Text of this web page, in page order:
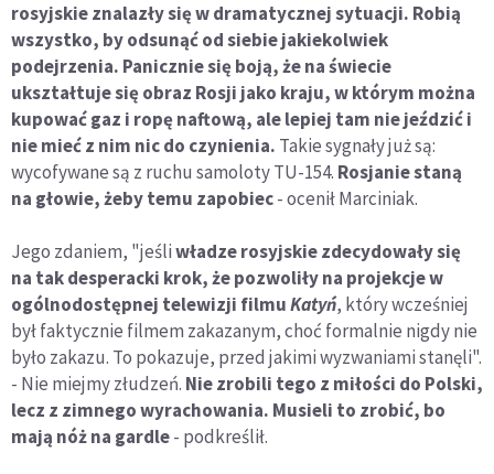
rosyjskie znalazły się w dramatycznej sytuacji. Robią
wszystko, by odsunąć od siebie jakiekolwiek
podejrzenia. Panicznie się boją, że na świecie
ukształtuje się obraz Rosji jako kraju, w którym można
kupować gaz i ropę naftową, ale lepiej tam nie jeździć i
nie mieć z nim nic do czynienia. Takie sygnały już są:
wycofywane są z ruchu samoloty TU-154. Rosjanie staną
na głowie, żeby temu zapobiec- ocenił Marciniak.
Jego zdaniem, "jeśliwładze rosyjskie zdecydowały się
na tak desperacki krok, że pozwoliły na projekcje w
ogólnodostępnej telewizji filmuKatyń, który wcześniej
był faktycznie filmem zakazanym, choć formalnie nigdy nie
było zakazu. To pokazuje, przed jakimi wyzwaniami stanęli".
- Nie miejmy złudzeń. Nie zrobili tego z miłości do Polski,
lecz z zimnego wyrachowania. Musieli to zrobić, bo
mają nóż na gardle- podkreślił.